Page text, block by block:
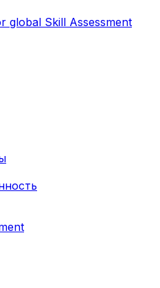
global Skill Assessment